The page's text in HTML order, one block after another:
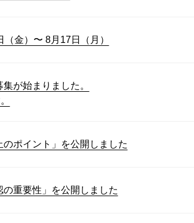
金）〜 8月17日（月）
が始まりました。
ポイント」を公開しました
重要性」を公開しました